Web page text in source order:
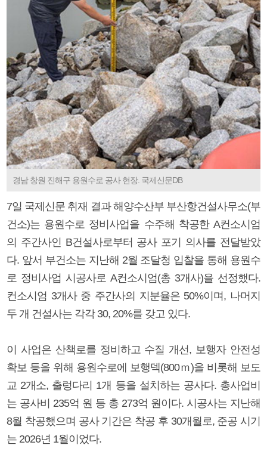
경남 창원 진해구 용원수로 공사 현장. 국제신문DB
7일 국제신문 취재 결과 해양수산부 부산항건설사무소(부
건소)는 용원수로 정비사업을 수주해 착공한 A컨소시엄
의 주간사인 B건설사로부터 공사 포기 의사를 전달받았
다. 앞서 부건소는 지난해 2월 조달청 입찰을 통해 용원수
로 정비사업 시공사로 A컨소시엄(총 3개사)을 선정했다.
컨소시엄 3개사 중 주간사의 지분율은 50%이며, 나머지
두 개 건설사는 각각 30, 20%를 갖고 있다.
이 사업은 산책로를 정비하고 수질 개선, 보행자 안전성
확보 등을 위해 용원수로에 보행덱(800ｍ)을 비롯해 보도
교 2개소, 출렁다리 1개 등을 설치하는 공사다. 총사업비
는 공사비 235억 원 등 총 273억 원이다. 시공사는 지난해
8월 착공했으며 공사 기간은 착공 후 30개월로, 준공 시기
는 2026년 1월이었다.